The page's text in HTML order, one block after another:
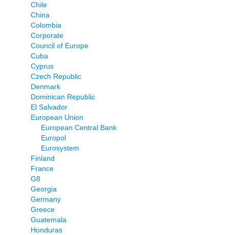
Chile
China
Colombia
Corporate
Council of Europe
Cuba
Cyprus
Czech Republic
Denmark
Dominican Republic
El Salvador
European Union
European Central Bank
Europol
Eurosystem
Finland
France
G8
Georgia
Germany
Greece
Guatemala
Honduras